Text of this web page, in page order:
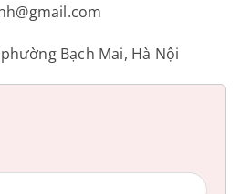
Bạch Mai, Hà Nội